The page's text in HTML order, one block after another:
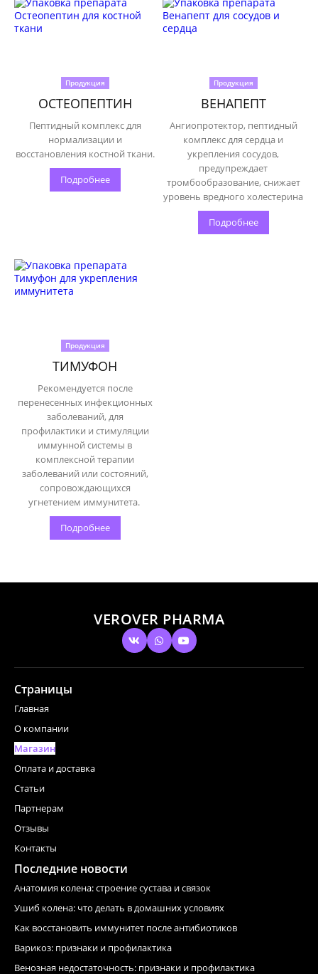
Продукция
ОСТЕОПЕПТИН
Пептидный комплекс для
нормализации и
восстановления костной ткани.
Подробнее
Продукция
ВЕНАПЕПТ
Ангиопротектор, пептидный
комплекс для сердца и
укрепления сосудов,
предупреждает
тромбообразование, снижает
уровень вредного холестерина
Подробнее
Продукция
ТИМУФОН
Рекомендуется после
перенесенных инфекционных
заболеваний, для
профилактики и стимуляции
иммунной системы в
комплексной терапии
заболеваний или состояний,
сопровождающихся
угнетением иммунитета.
Подробнее
VEROVER PHARMA
Страницы
Главная
О компании
Магазин
Оплата и доставка
Статьи
Партнерам
Отзывы
Контакты
Последние новости
Анатомия колена: строение сустава и связок
Ушиб колена: что делать в домашних условиях
Как восстановить иммунитет после антибиотиков
Варикоз: признаки и профилактика
Венозная недостаточность: признаки и профилактика